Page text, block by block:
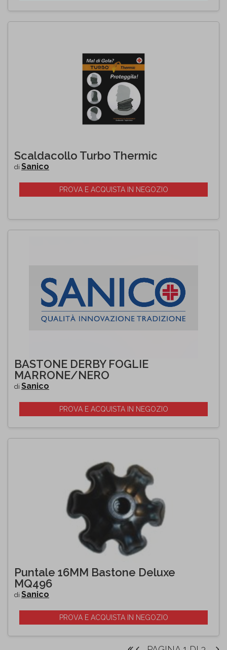
Scaldacollo Turbo Thermic
di Sanico
PROVA E ACQUISTA IN NEGOZIO
BASTONE DERBY FOGLIE
MARRONE/NERO
di Sanico
PROVA E ACQUISTA IN NEGOZIO
Puntale 16MM Bastone Deluxe
MQ496
di Sanico
PROVA E ACQUISTA IN NEGOZIO